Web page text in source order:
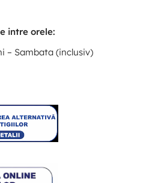
intre orele:
– Sambata (inclusiv)